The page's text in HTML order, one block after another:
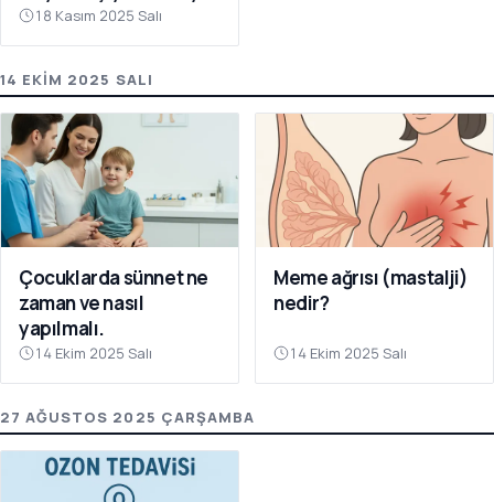
18 Kasım 2025 Salı
14 EKIM 2025 SALI
Çocuklarda sünnet ne
zaman ve nasıl
yapılmalı.
14 Ekim 2025 Salı
Meme ağrısı (mastalji)
nedir?
14 Ekim 2025 Salı
27 AĞUSTOS 2025 ÇARŞAMBA